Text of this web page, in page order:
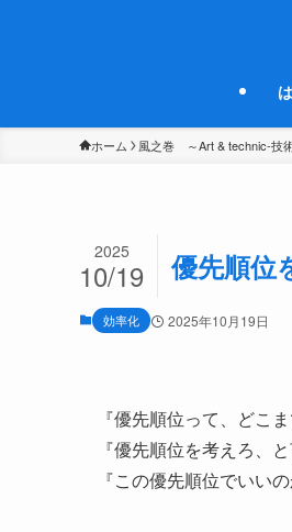
ホーム 風之巻 ～Art & technic-技
優先順位
2025
10/19
効率化 2025年10月19日
『優先順位って、どこ
『優先順位を考えろ、
『この優先順位でいい